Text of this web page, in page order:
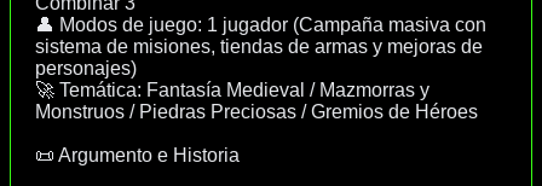
👤 Modos de juego: 1 jugador (Campaña masiva con
sistema de misiones, tiendas de armas y mejoras de
personajes)
🚀 Temática: Fantasía Medieval / Mazmorras y
Monstruos / Piedras Preciosas / Gremios de Héroes
📜 Argumento e Historia